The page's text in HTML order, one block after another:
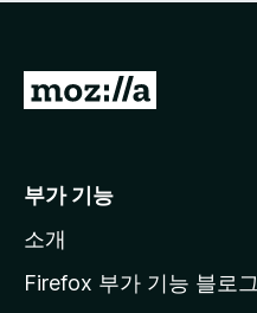
점
습
니
M
l
a
부가 기능
소개
Firefox 부가 기능 블로그